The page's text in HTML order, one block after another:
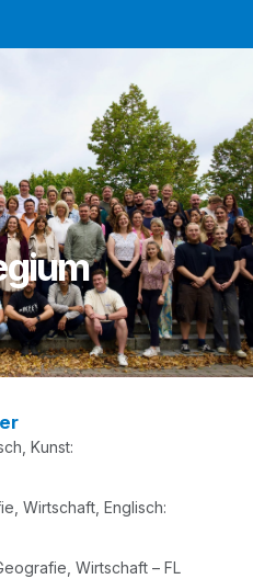
Kunst:
Wirt­schaft, Eng­lisch:
Wirt­schaft – FL